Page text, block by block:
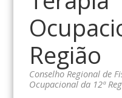
Região
Conselho Regional de
Ocupacional da 12ª